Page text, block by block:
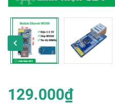
129.000₫